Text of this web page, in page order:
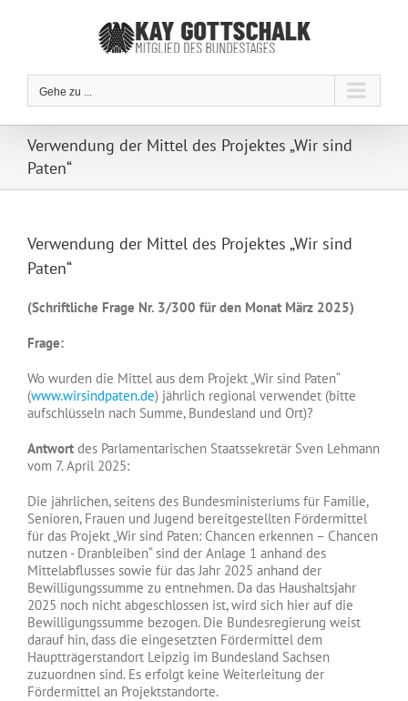
Gehe zu ...
Verwendung der Mittel des Projektes „Wir sind
Paten“
Verwendung der Mittel des Projektes „Wir sind
Paten“
(Schriftliche Frage Nr. 3/300 für den Monat März 2025)
Frage:
Wo wurden die Mittel aus dem Projekt „Wir sind Paten“
(www.wirsindpaten.de) jährlich regional verwendet (bitte
aufschlüsseln nach Summe, Bundesland und Ort)?
Antwortdes Parlamentarischen Staatssekretär Sven Lehmann
vom 7. April 2025:
Die jährlichen, seitens des Bundesministeriums für Familie,
Senioren, Frauen und Jugend bereitgestellten Fördermittel
für das Projekt „Wir sind Paten: Chancen erkennen – Chancen
nutzen - Dranbleiben“ sind der Anlage 1 anhand des
Mittelabflusses sowie für das Jahr 2025 anhand der
Bewilligungssumme zu entnehmen. Da das Haushaltsjahr
2025 noch nicht abgeschlossen ist, wird sich hier auf die
Bewilligungssumme bezogen. Die Bundesregierung weist
darauf hin, dass die eingesetzten Fördermittel dem
Hauptträgerstandort Leipzig im Bundesland Sachsen
zuzuordnen sind. Es erfolgt keine Weiterleitung der
Fördermittel an Projektstandorte.